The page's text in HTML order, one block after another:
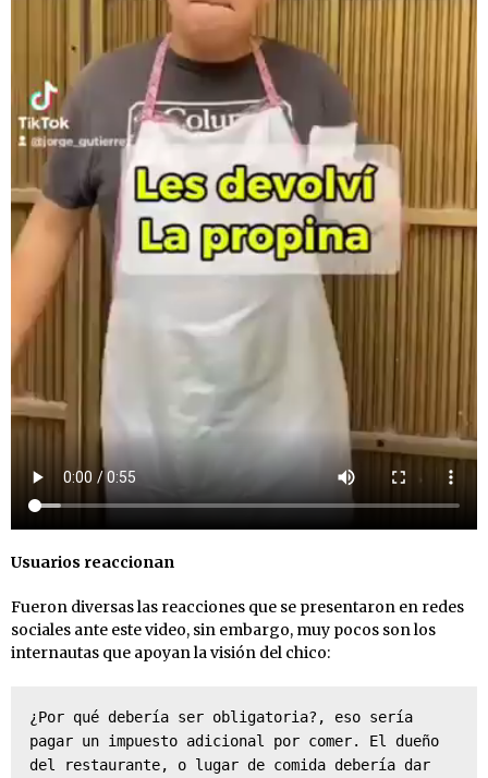
Usuarios reaccionan
Fueron diversas las reacciones que se presentaron en redes
sociales ante este video, sin embargo, muy pocos son los
internautas que apoyan la visión del chico:
¿Por qué debería ser obligatoria?, eso sería
pagar un impuesto adicional por comer. El dueño
del restaurante, o lugar de comida debería dar